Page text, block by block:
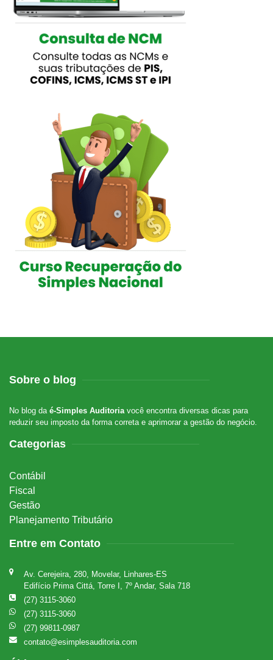
Sobre o blog
No blog da é-Simples Auditoria você encontra diversas dicas para
reduzir seu imposto da forma correta e aprimorar a gestão do negócio.
Categorias
Contábil
Fiscal
Gestão
Planejamento Tributário
Entre em Contato
Av. Cerejeira, 280, Movelar, Linhares-ES
Edifício Prima Cittá, Torre I, 7º Andar, Sala 718
(27) 3115-3060
(27) 3115-3060
(27) 99811-0987
contato@esimplesauditoria.com